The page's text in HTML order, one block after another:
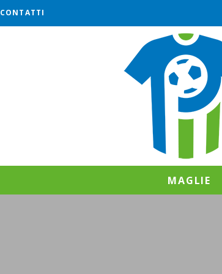
CONTATTI
MAGLIE